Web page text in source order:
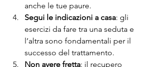
anche le tue paure.
Segui le indicazioni a casa: gli
esercizi da fare tra una seduta e
l’altra sono fondamentali per il
successo del trattamento.
Non avere fretta: il recupero